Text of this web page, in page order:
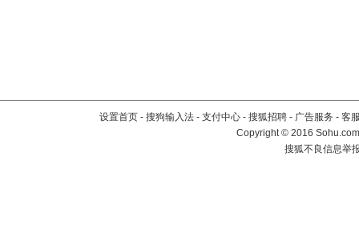
设置首页 - 搜狗输入法 - 支付中心 - 搜狐招聘 - 广告服务 - 客
Copyright©2016
搜狐不良信息举